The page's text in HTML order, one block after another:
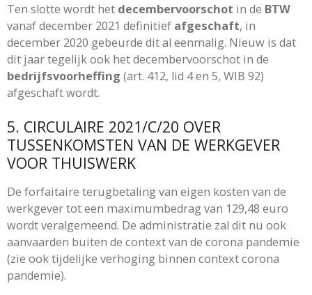
Ten slotte wordt het decembervoorschot in de BTW
vanaf december 2021 definitief afgeschaft, in
december 2020 gebeurde dit al eenmalig. Nieuw is dat
dit jaar tegelijk ook het decembervoorschot in de
bedrijfsvoorheffing (art. 412, lid 4 en 5, WIB 92)
afgeschaft wordt.
5. CIRCULAIRE 2021/C/20 OVER
TUSSENKOMSTEN VAN DE WERKGEVER
VOOR THUISWERK
De forfaitaire terugbetaling van eigen kosten van de
werkgever tot een maximumbedrag van 129,48 euro
wordt veralgemeend. De administratie zal dit nu ook
aanvaarden buiten de context van de corona pandemie
(zie ook tijdelijke verhoging binnen context corona
pandemie).